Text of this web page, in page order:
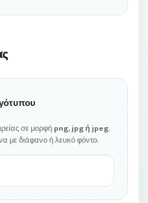
σε μορφήpng, jpg ή jpeg.
με διάφανο ή λευκό φόντο.